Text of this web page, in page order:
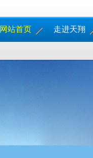
网站首页 走进天翔